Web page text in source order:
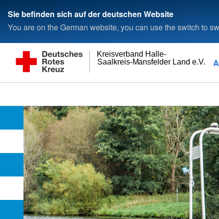
Sie befinden sich auf der deutschen Website
You are on the German website, you can use the switch to
Saalkreis-Mansfelder Land e.V.
Kreisverband Halle-